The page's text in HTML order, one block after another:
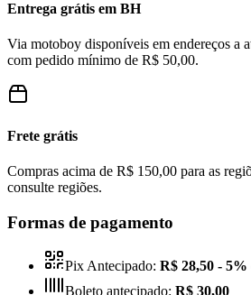
Entrega grátis em BH
Via motoboy disponíveis em endereços a
com pedido mínimo de R$ 50,00.
Frete grátis
Compras acima de R$ 150,00 para as
consulte regiões.
Formas de pagamento
Pix Antecipado: R$ 28,50 - 5%
Boleto antecipado: R$ 30,00